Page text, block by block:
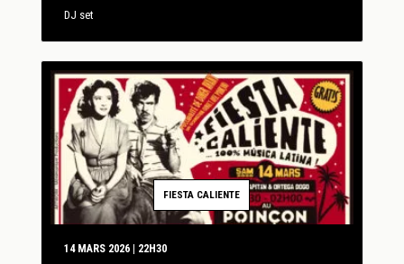
DJ set
FIESTA CALIENTE
14 MARS 2026 | 22H30